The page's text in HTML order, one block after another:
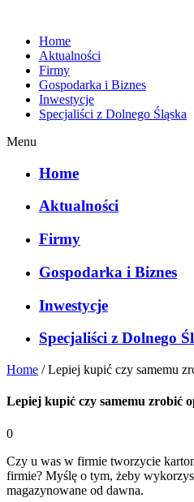
Home
Aktualności
Firmy
Gospodarka i Biznes
Inwestycje
Specjaliści z Dolnego Śląska
Menu
Home
Aktualności
Firmy
Gospodarka i Biznes
Inwestycje
Specjaliści z Dolnego
Home /Lepiej kupić czy samemu
Lepiej kupić czy samemu zrobić
0
Czy u was w firmie tworzycie
firmie? Myślę o tym, żeby
magazynowane od dawna.